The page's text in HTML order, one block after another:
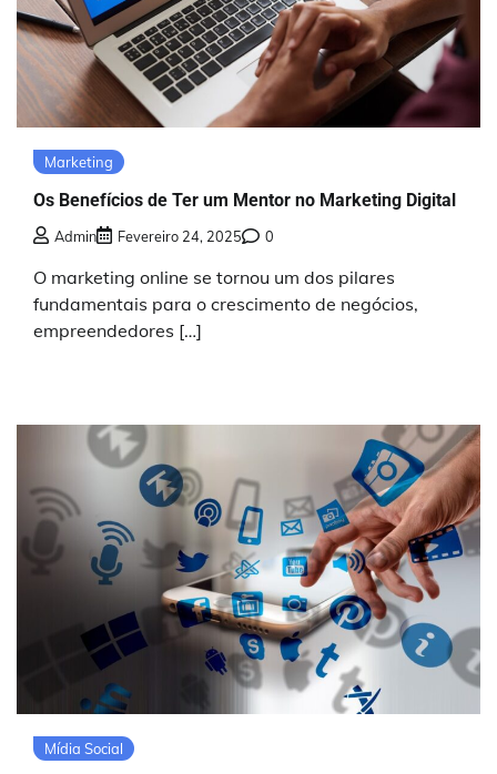
Marketing
Os Benefícios de Ter um Mentor no Marketing Digital
Admin Fevereiro 24, 2025 0
O marketing online se tornou um dos pilares
fundamentais para o crescimento de negócios,
empreendedores […]
Mídia Social